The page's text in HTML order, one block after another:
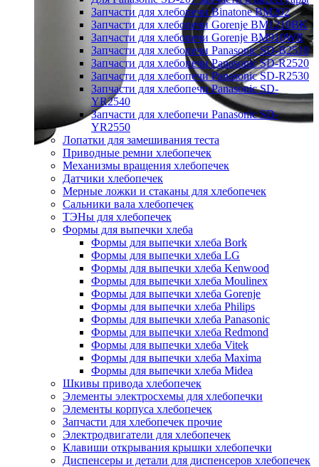
Запчасти для хлебопечи Binatone BM202
Запчасти для хлебопечи Gorenje BM1210BK
Запчасти для хлебопечи Gorenje BM910WII
Запчасти для хлебопечи Panasonic SD-B2510
Запчасти для хлебопечи Panasonic SD-R2520
Запчасти для хлебопечи Panasonic SD-R2530
Запчасти для хлебопечи Panasonic SD-
YR2540
Запчасти для хлебопечи Panasonic SD-
YR2550
Лопатки для замешивания теста
Приводные ремни хлебопечек
Механизмы вращения хлебопечек
Датчики хлебопечек
Мерные ложки и стаканы для хлебопечек
Сальники вала хлебопечек
ТЭНы для хлебопечек
Формы для выпечки хлеба
Формы для выпечки хлеба Bork
Формы для выпечки хлеба LG
Формы для выпечки хлеба Kenwood
Формы для выпечки хлеба Moulinex
Формы для выпечки хлеба Gorenje
Формы для выпечки хлеба Philips
Формы для выпечки хлеба Panasonic
Формы для выпечки хлеба Redmond
Формы для выпечки хлеба Vitek
Формы для выпечки хлеба Maxima
Формы для выпечки хлеба Midea
Шкивы привода хлебопечек
Элементы электросхемы для хлебопечки
Элементы корпуса хлебопечек
Запчасти для хлебопечек прочие
Электродвигатели для хлебопечек
Клавиши открывания крышки хлебопечки
Диспенсеры и детали для диспенсеров хлебопечек